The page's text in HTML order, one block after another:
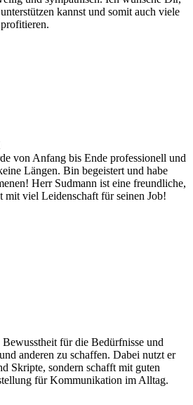
kannst und somit auch viele
von Anfang bis Ende professionell und
Längen. Bin begeistert und habe
Herr Sudmann ist eine freundliche,
mit viel Leidenschaft für seinen Job!
für die Bedürfnisse und
anderen zu schaffen. Dabei nutzt er
Skripte, sondern schafft mit guten
für Kommunikation im Alltag.